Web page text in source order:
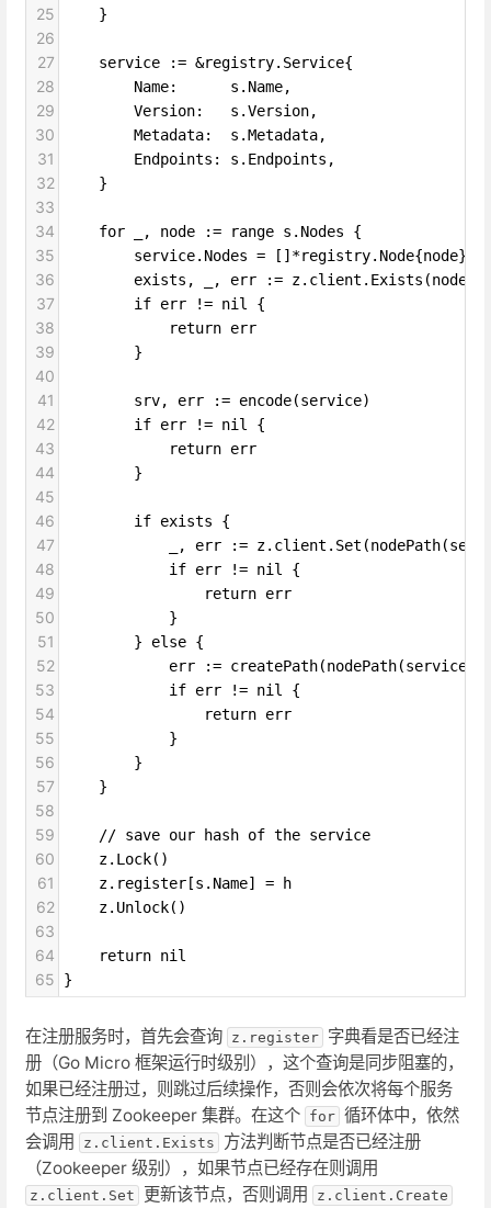
25 }
26
27
service := &registry.Service{
28 Name:      s.Name,
29 Version:   s.Version,
30 Metadata:  s.Metadata,
31 Endpoints: s.Endpoints,
32 }
33
34
for _, node := range s.Nodes {
35 service.Nodes = []*registry.Node{node}
36 exists, _, err :=
37 if err != nil {
38 return err
39 }
40
41
srv, err := encode(service)
42 if err != nil {
43 return err
44 }
45
46
if exists {
47 _, err :=
48 if err != nil {
49 return err
50 }
51 } else {
52 err :=
53 if err != nil {
54 return err
55 }
56 }
57 }
58
59
// save our hash of the service
60 z.Lock()
61 z.register[s.Name] = h
62 z.Unlock()
63
64
return nil
65 }
在注册服务时，首先会查询 z.register 字典看是否已经注
册（Go Micro 框架运行时级别），这个查询是同步阻塞的，
如果已经注册过，则跳过后续操作，否则会依次将每个服务
节点注册到 Zookeeper 集群。在这个 for 循环体中，依然
会调用
z.client.Exists
方法判断节点是否已经注册
（Zookeeper 级别），如果节点已经存在则调用
z.client.Set 更新该节点，否则调用 z.client.Create